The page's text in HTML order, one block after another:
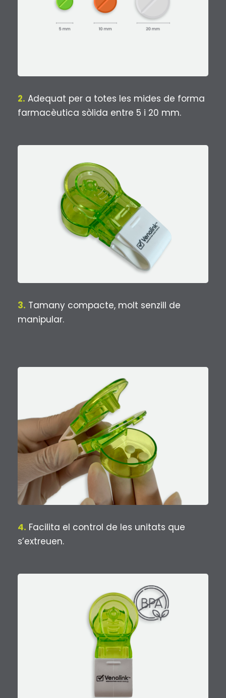
2. Adequat per a totes les mides de forma
farmacèutica sòlida entre 5 i 20 mm.
3. Tamany compacte, molt senzill de
manipular.
4. Facilita el control de les unitats que
s’extreuen.